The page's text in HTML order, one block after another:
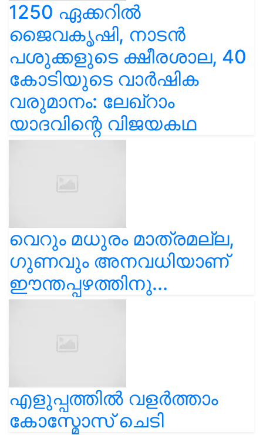
1250 ഏക്കറിൽ
ജൈവകൃഷി, നാടൻ
പശുക്കളുടെ ക്ഷീരശാല, 40
കോടിയുടെ വാർഷിക
വരുമാനം: ലേഖ്‌റാം
യാദവിന്റെ വിജയകഥ
വെറും മധുരം മാത്രമല്ല,
ഗുണവും അനവധിയാണ്
ഈന്തപ്പഴത്തിനു...
എളുപ്പത്തിൽ വളർത്താം
കോസ്മോസ് ചെടി